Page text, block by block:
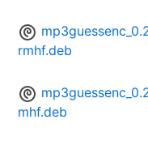
rmhf.deb
mhf.deb